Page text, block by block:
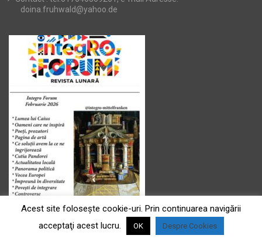
doina.fruhwald@yahoo.de
Acest site foloseşte cookie-uri. Prin continuarea navigării
acceptaţi acest lucru.
OK Despre Cookies